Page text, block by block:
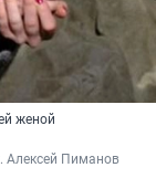
женой
Алексей Пиманов